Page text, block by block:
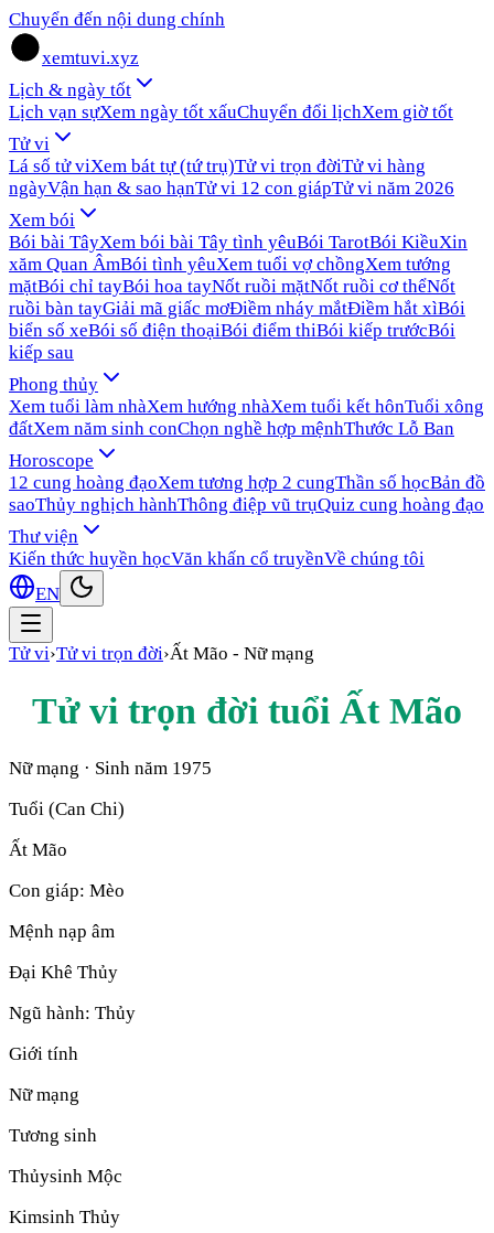
Chuyển đến nội dung chính
xemtuvi.xyz
Lịch & ngày tốt
Lịch vạn sựXem ngày tốt xấuChuyển đổi lịchXem giờ tốt
Tử vi
Lá số tử viXem bát tự (tứ trụ)Tử vi trọn đờiTử vi hàng
ngàyVận hạn & sao hạnTử vi 12 con giápTử vi năm 2026
Xem bói
Bói bài TâyXem bói bài Tây tình yêuBói TarotBói KiềuXin
xăm Quan ÂmBói tình yêuXem tuổi vợ chồngXem tướng
mặtBói chỉ tayBói hoa tayNốt ruồi mặtNốt ruồi cơ thểNốt
ruồi bàn tayGiải mã giấc mơĐiềm nháy mắtĐiềm hắt xìBói
biển số xeBói số điện thoạiBói điểm thiBói kiếp trướcBói
kiếp sau
Phong thủy
Xem tuổi làm nhàXem hướng nhàXem tuổi kết hônTuổi xông
đấtXem năm sinh conChọn nghề hợp mệnhThước Lỗ Ban
Horoscope
12 cung hoàng đạoXem tương hợp 2 cungThần số họcBản đồ
saoThủy nghịch hànhThông điệp vũ trụQuiz cung hoàng đạo
Thư viện
Kiến thức huyền họcVăn khấn cổ truyềnVề chúng tôi
EN
Tử vi›Tử vi trọn đời›Ất Mão - Nữ mạng
Tử vi trọn đời tuổi Ất Mão
Nữ mạng · Sinh năm 1975
Tuổi (Can Chi)
Ất Mão
Con giáp: Mèo
Mệnh nạp âm
Đại Khê Thủy
Ngũ hành: Thủy
Giới tính
Nữ mạng
Tương sinh
Thủysinh Mộc
Kimsinh Thủy